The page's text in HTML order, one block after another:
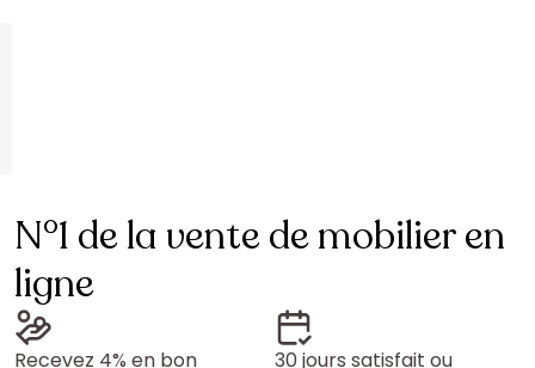
N°1 de la vente de mobilier en
ligne
Recevez 4% en bon 30 jours satisfait ou